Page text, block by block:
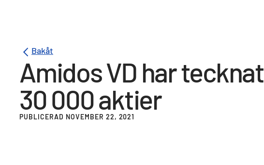
Bakåt
Amidos VD har tecknat
30 000 aktier
PUBLICERAD NOVEMBER 22, 2021